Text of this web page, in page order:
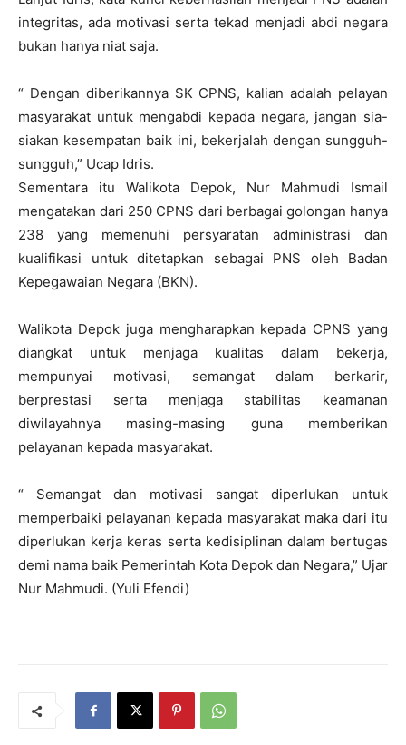
integritas, ada motivasi serta tekad menjadi abdi negara
bukan hanya niat saja.
“ Dengan diberikannya SK CPNS, kalian adalah pelayan
masyarakat untuk mengabdi kepada negara, jangan sia-
siakan kesempatan baik ini, bekerjalah dengan sungguh-
sungguh,” Ucap Idris.
Sementara itu Walikota Depok, Nur Mahmudi Ismail
mengatakan dari 250 CPNS dari berbagai golongan hanya
238 yang memenuhi persyaratan administrasi dan
kualifikasi untuk ditetapkan sebagai PNS oleh Badan
Kepegawaian Negara (BKN).
Walikota Depok juga mengharapkan kepada CPNS yang
diangkat untuk menjaga kualitas dalam bekerja,
mempunyai motivasi, semangat dalam berkarir,
berprestasi serta menjaga stabilitas keamanan
diwilayahnya masing-masing guna memberikan
pelayanan kepada masyarakat.
“ Semangat dan motivasi sangat diperlukan untuk
memperbaiki pelayanan kepada masyarakat maka dari itu
diperlukan kerja keras serta kedisiplinan dalam bertugas
demi nama baik Pemerintah Kota Depok dan Negara,” Ujar
Nur Mahmudi. (Yuli Efendi)